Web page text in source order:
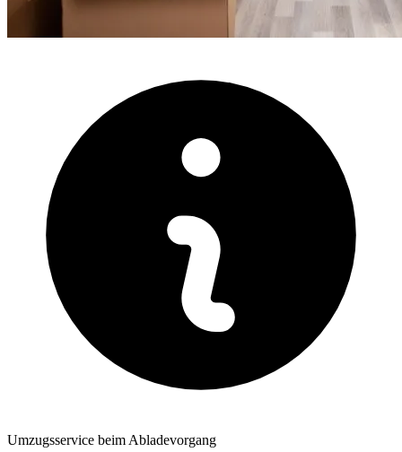
Umzugsservice beim Abladevorgang